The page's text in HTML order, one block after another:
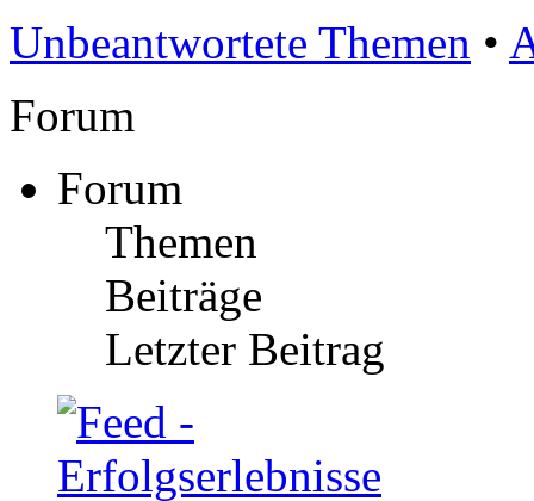
Unbeantwortete Themen •
Forum
Forum
Themen
Beiträge
Letzter Beitrag